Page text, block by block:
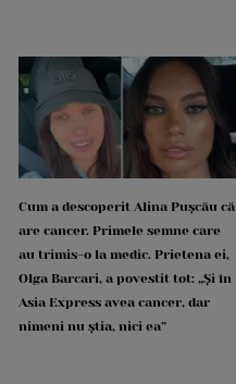
Cum a descoperit Alina Pușcău că
are cancer. Primele semne care
au trimis-o la medic. Prietena ei,
Olga Barcari, a povestit tot: „Și în
Asia Express avea cancer, dar
nimeni nu știa, nici ea”